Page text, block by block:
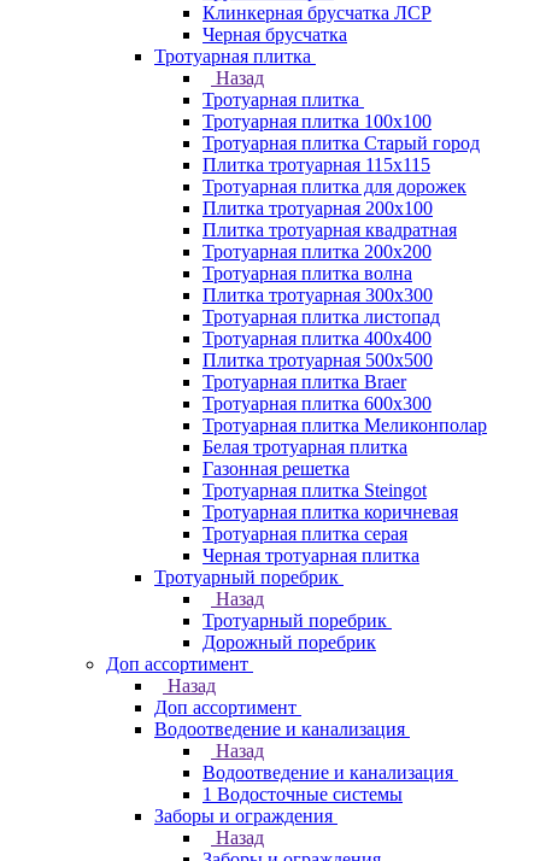
Клинкерная брусчатка ЛСР
Черная брусчатка
Тротуарная плитка
Назад
Тротуарная плитка
Тротуарная плитка 100x100
Тротуарная плитка Старый город
Плитка тротуарная 115x115
Тротуарная плитка для дорожек
Плитка тротуарная 200х100
Плитка тротуарная квадратная
Тротуарная плитка 200х200
Тротуарная плитка волна
Плитка тротуарная 300х300
Тротуарная плитка листопад
Тротуарная плитка 400х400
Плитка тротуарная 500x500
Тротуарная плитка Braer
Тротуарная плитка 600х300
Тротуарная плитка Меликонполар
Белая тротуарная плитка
Газонная решетка
Тротуарная плитка Steingot
Тротуарная плитка коричневая
Тротуарная плитка серая
Черная тротуарная плитка
Тротуарный поребрик
Назад
Тротуарный поребрик
Дорожный поребрик
Доп ассортимент
Назад
Доп ассортимент
Водоотведение и канализация
Назад
Водоотведение и канализация
1 Водосточные системы
Заборы и ограждения
Назад